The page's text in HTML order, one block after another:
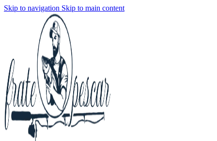
Skip to navigation Skip to main content